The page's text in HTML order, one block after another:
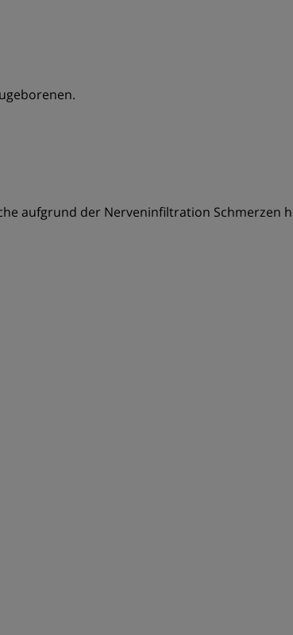
aufgrund der Nerveninfiltration Schmerzen